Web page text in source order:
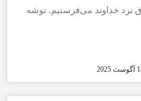
نزد خداوند می‌فرستیم. توشه